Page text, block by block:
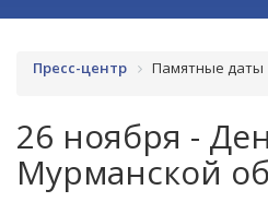
Пресс-центр Памятные даты
26 ноября -
Мурманской